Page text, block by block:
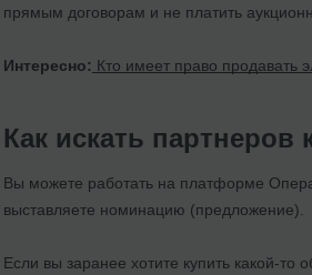
прямым договорам и не платить
Интересно: Кто имеет право продавать
Как искать
Вы можете работать на платформе
выставляете номинацию (предложение).
Если вы заранее хотите купить какой-